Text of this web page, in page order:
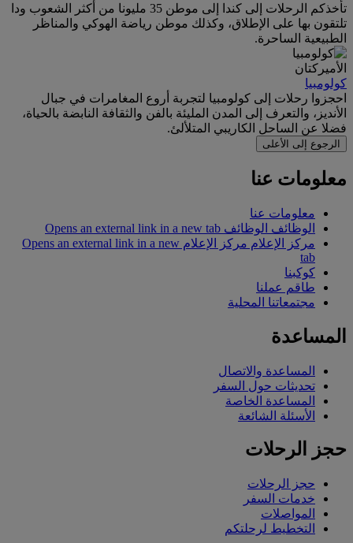
تأخذكم الرحلات إلى كندا إلى موطن 35 مليونا من أكثر الشعوب ودا
تلتقون بها على الإطلاق، وكذلك موطن رياضة الهوكي والمناظر
الطبيعية الساحرة.
الأميركتان
كولومبيا
احجزوا رحلات إلى كولومبيا لتجربة أروع المغامرات في جبال
الأنديز، والتعرف إلى المدن المليئة بالفن والثقافة النابضة بالحياة،
فضلا عن الساحل الكاريبي المتلألئ.
الرجوع إلى الأعلى
معلومات عنا
معلومات عنا
الوظائف الوظائف Opens an external link in a new tab
مركز الإعلام
مركز الإعلام Opens an external link in a new
tab
كوكبنا
طاقم عملنا
مجتمعاتنا المحلية
المساعدة
المساعدة والاتصال
تحديثات حول السفر
المساعدة الخاصة
الأسئلة الشائعة
حجز الرحلات
حجز الرحلات
خدمات السفر
المواصلات
التخطيط لرحلتكم